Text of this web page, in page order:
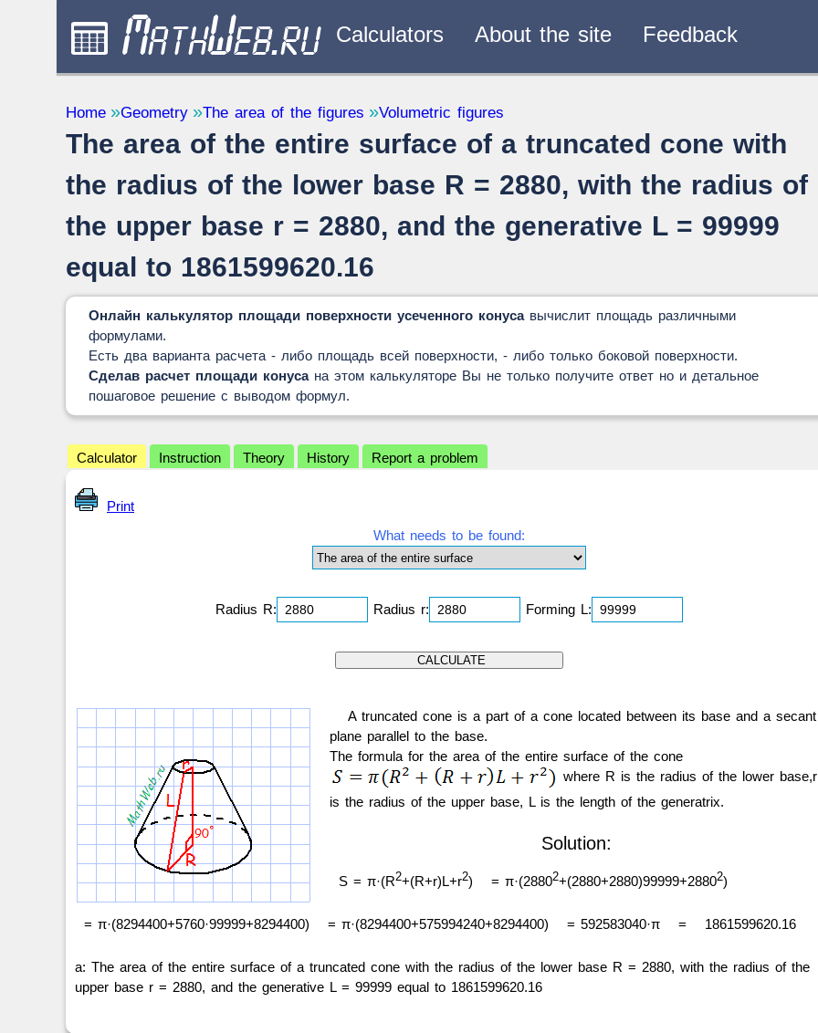
Calculators About the site Feedback
Study and science — 32
Mathematics — 31
Quantity Converters — 2
Home Geometry The area of the figures Volumetric figures
The area of the entire surface of a truncated cone with
the radius of the lower base R = 2880, with the radius of
the upper base r = 2880, and the generative L = 99999
equal to 1861599620.16
Онлайн калькулятор площади поверхности усеченного конусавычислит площадь различными
формулами.
Есть два варианта расчета - либо площадь всей поверхности, - либо только боковой поверхности.
Сделав расчет площади конусана этом калькуляторе Вы не только получите ответ но и детальное
пошаговое решение с выводом формул.
Calculator Instruction Theory History Report a problem
Print
What needs to be found:
Radius R: Radius r: Forming L:
A truncated cone is a part of a cone located between its base and a secant
plane parallel to the base.
The formula for the area of the entire surface of the cone
where R is the radius of the lower base,r
is the radius of the upper base, L is the length of the generatrix.
Solution:
S = π·(R2+(R+r)L+r2) = π·(28802+(2880+2880)99999+28802)
= π·(8294400+5760·99999+8294400) = π·(8294400+575994240+8294400) = 592583040·π = 1861599620.16
a: The area of the entire surface of a truncated cone with the radius of the lower base R = 2880, with the radius of the
upper base r = 2880, and the generative L = 99999 equal to 1861599620.16